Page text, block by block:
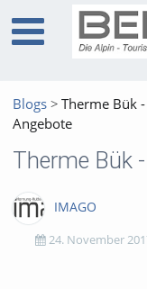
Blogs
Therme Bük
Angebote
IMAGO
24. November